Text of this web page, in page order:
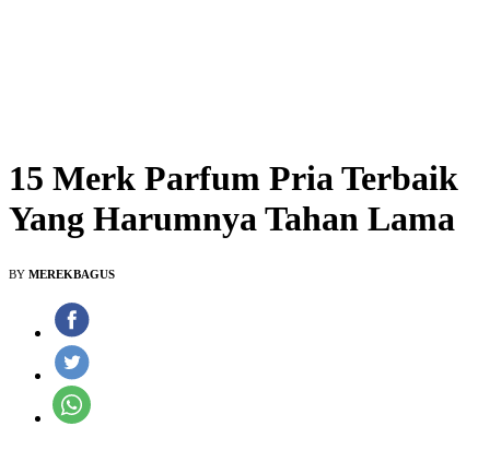
15 Merk Parfum Pria Terbaik
Yang Harumnya Tahan Lama
BY MEREKBAGUS